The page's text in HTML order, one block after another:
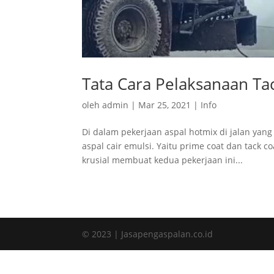
Tata Cara Pelaksanaan
olehadmin | Mar 25, 2021 | Info
Di dalam pekerjaan aspal hotmix di jalan
aspal cair emulsi. Yaitu prime coat dan tack
krusial membuat kedua pekerjaan ini...
© 2023 | Jasapengaspalan.co.id